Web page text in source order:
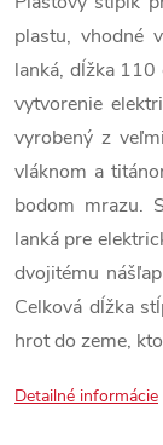
plastu, vhodné
lanká, dĺžka
vytvorenie
vyrobený z
vláknom a
bodom mrazu.
lanká pre
dvojitému
Celková dĺžka
hrot do zeme,
Detailné informácie